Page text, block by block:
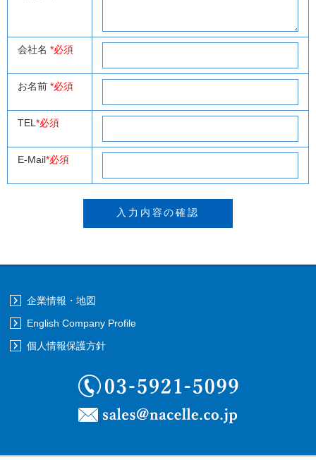
会社名 *必須
お名前 *必須
TEL *必須
E-Mail*必須
企業情報・地図
English Company Profile
個人情報保護方針